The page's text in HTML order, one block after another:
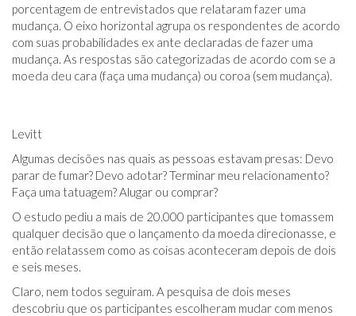
porcentagem de entrevistados que relataram fazer uma
mudança. O eixo horizontal agrupa os respondentes de acordo
com suas probabilidades ex ante declaradas de fazer uma
mudança. As respostas são categorizadas de acordo com se a
moeda deu cara (faça uma mudança) ou coroa (sem mudança).
Levitt
Algumas decisões nas quais as pessoas estavam presas: Devo
parar de fumar? Devo adotar? Terminar meu relacionamento?
Faça uma tatuagem? Alugar ou comprar?
O estudo pediu a mais de 20.000 participantes que tomassem
qualquer decisão que o lançamento da moeda direcionasse, e
então relatassem como as coisas aconteceram depois de dois
e seis meses.
Claro, nem todos seguiram. A pesquisa de dois meses
descobriu que os participantes escolheram mudar com menos